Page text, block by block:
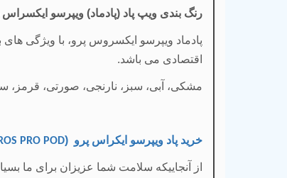
رنگ بندی ویپ پاد (پادماد) ویپرسو ایکسراس
اقتصادی می باشد.
مشکی، آبی، سبز، نارنجی، صورتی، قرمز،
خرید پاد ویپرسو ایکراس پرو (PRO POD
از آنجاییکه سلامت شما عزیزان برای ما